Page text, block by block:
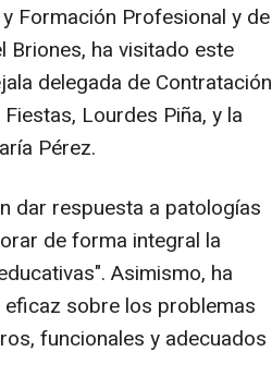
Formación Profesional y de
Briones, ha visitado este
delegada de Contratación
Lourdes Piña, y la
Pérez.
dar respuesta a patologías
de forma integral la
Asimismo, ha
sobre los problemas
funcionales y adecuados